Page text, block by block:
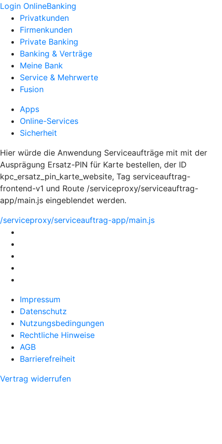
Login OnlineBanking
Privatkunden
Firmenkunden
Private Banking
Banking & Verträge
Meine Bank
Service & Mehrwerte
Fusion
Apps
Online-Services
Sicherheit
Hier würde die Anwendung Serviceaufträge mit mit der
Ausprägung Ersatz-PIN für Karte bestellen, der ID
kpc_ersatz_pin_karte_website, Tag serviceauftrag-
frontend-v1 und Route /serviceproxy/serviceauftrag-
app/main.js eingeblendet werden.
/serviceproxy/serviceauftrag-app/main.js
Impressum
Datenschutz
Nutzungsbedingungen
Rechtliche Hinweise
AGB
Barrierefreiheit
Vertrag widerrufen